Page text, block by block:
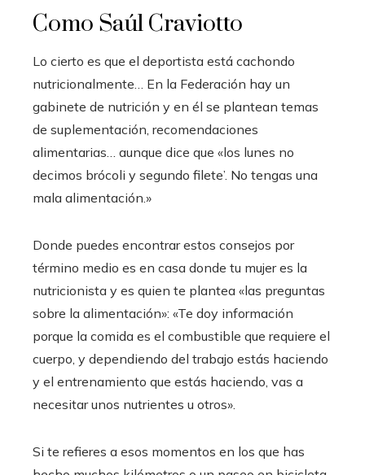
Como Saúl Craviotto
Lo cierto es que el deportista está cachondo
nutricionalmente… En la Federación hay un
gabinete de nutrición y en él se plantean temas
de suplementación, recomendaciones
alimentarias… aunque dice que «los lunes no
decimos brócoli y segundo filete’. No tengas una
mala alimentación.»
Donde puedes encontrar estos consejos por
término medio es en casa donde tu mujer es la
nutricionista y es quien te plantea «las preguntas
sobre la alimentación»: «Te doy información
porque la comida es el combustible que requiere el
cuerpo, y dependiendo del trabajo estás haciendo
y el entrenamiento que estás haciendo, vas a
necesitar unos nutrientes u otros».
Si te refieres a esos momentos en los que has